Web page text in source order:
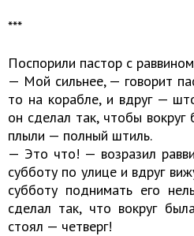
***
Поспорили пастор с
— Мой сильнее, — говорит
то на корабле, и вдруг —
он сделал так, чтобы
плыли — полный штиль.
— Это что! — возразил
субботу по улице и вдруг
субботу поднимать его
сделал так, что вокруг
стоял — четверг!